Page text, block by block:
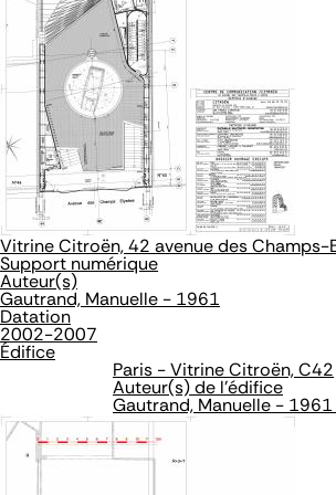
Vitrine Citroën, 42 avenue des Champs-
Support numérique
Auteur(s)
Gautrand, Manuelle - 1961
Datation
2002-2007
Édifice
Paris - Vitrine Citroën, C42
Auteur(s) de l'édifice
Gautrand, Manuelle -